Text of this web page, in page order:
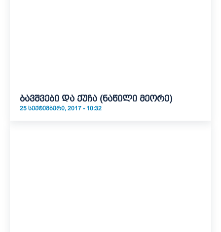
ბავშვები და ქუჩა (ნაწილი მეორე)
25 ᲡᲔᲥᲢᲔᲛᲑᲔᲠᲘ, 2017 - 10:32